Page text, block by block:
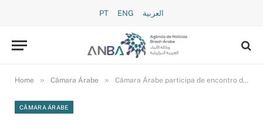
PT ENG العربية
Home » Câmara Árabe » Câmara Árabe participa de encontro de adidos
CÂMARA ÁRABE